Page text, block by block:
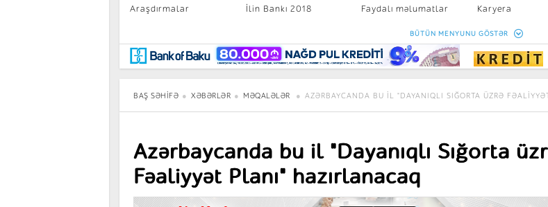
Araşdırmalar
Maraqlı
BancoTV
Müsahibə
İlin Bankı 2018
Faydalı məlumatlar
Sığorta kalkulyatoru
Karyera
Peşakar inkişaf
BÜTÜN MENYUNU GÖSTƏR
BAŞ SƏHIFƏ XƏBƏRLƏR MƏQALƏLƏR AZƏRBAYCANDA BU IL "DAYANIQLI SIĞORTA ÜZRƏ
Azərbaycanda bu il "Dayanıqlı Sığorta
Fəaliyyət Planı" hazırlanacaq